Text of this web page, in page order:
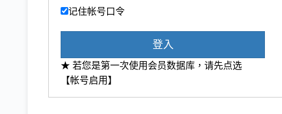
记住帐号口令
登入
★ 若您是第一次使用会员数据库，请先点选
【帐号启用】